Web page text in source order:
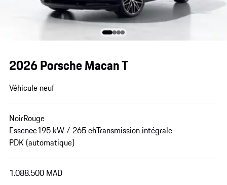
2026 Porsche Macan T
Véhicule neuf
NoirRouge
Essence195 kW / 265 chTransmission intégrale
PDK (automatique)
1.088.500 MAD